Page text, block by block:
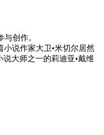
创作。
说作家大卫•米切尔居然
大师之一的莉迪亚•戴维